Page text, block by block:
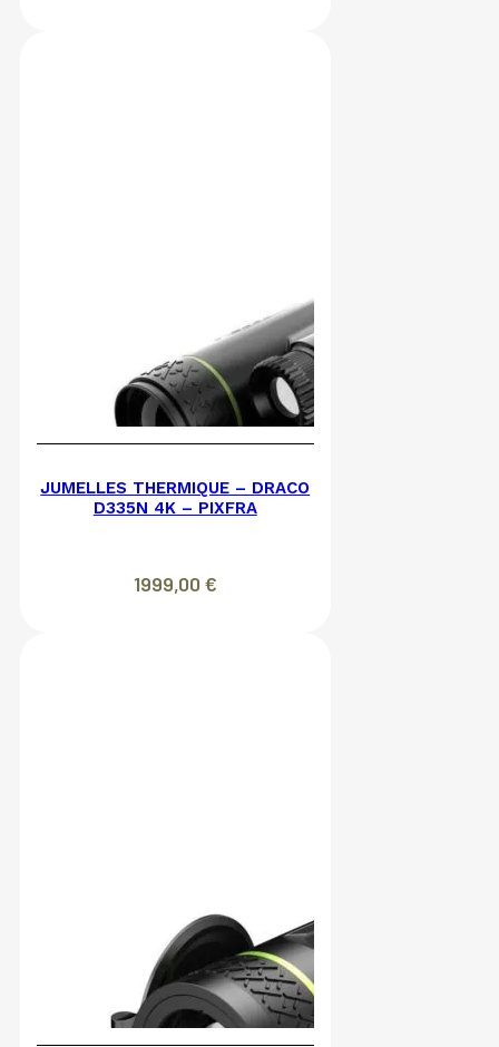
JUMELLES THERMIQUE – DRACO
D335N 4K – PIXFRA
1999,00 €